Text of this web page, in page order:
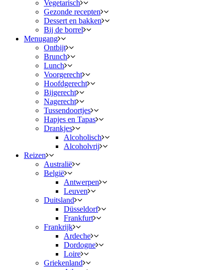
Vegetarisch
Gezonde recepten
Dessert en bakken
Bij de borrel
Menugang
Ontbijt
Brunch
Lunch
Voorgerecht
Hoofdgerecht
Bijgerecht
Nagerecht
Tussendoortjes
Hapjes en Tapas
Drankjes
Alcoholisch
Alcoholvrij
Reizen
Australië
België
Antwerpen
Leuven
Duitsland
Düsseldorf
Frankfurt
Frankrijk
Ardeche
Dordogne
Loire
Griekenland